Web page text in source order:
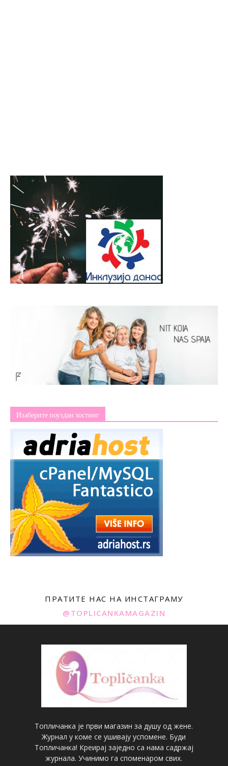
Изаберите поуздан хостинг
ПРАТИТЕ НАС НА ИНСТАГРАМУ
@TOPLICANKAMAGAZIN
Топличанка је први магазин за душу од жене.
Журнал у коме се ушивају успомене. Буди
Топличанка! Креирај заједно са нама садржај
журнала. Учинимо га споменаром свих.